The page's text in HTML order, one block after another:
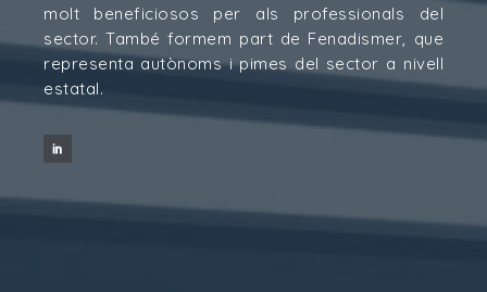
molt beneficiosos per als professionals del
sector. També formem part de Fenadismer, que
representa autònoms i pimes del sector a nivell
estatal.